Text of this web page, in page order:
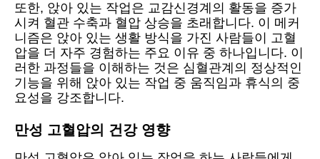
또한, 앉아 있는 작업은 교감신경계의 활동을 증가
시켜 혈관 수축과 혈압 상승을 초래합니다. 이 메커
니즘은 앉아 있는 생활 방식을 가진 사람들이 고혈
압을 더 자주 경험하는 주요 이유 중 하나입니다. 이
러한 과정들을 이해하는 것은 심혈관계의 정상적인
기능을 위해 앉아 있는 작업 중 움직임과 휴식의 중
요성을 강조합니다.
만성 고혈압의 건강 영향